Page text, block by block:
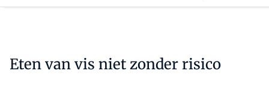
Eten van vis niet zonder risico